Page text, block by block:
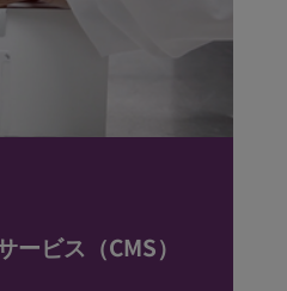
ービス（CMS）